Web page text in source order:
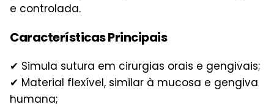
e controlada.
Características Principais
✔ Simula sutura em cirurgias orais e gengivais;
✔ Material flexível, similar à mucosa e gengiva
humana;